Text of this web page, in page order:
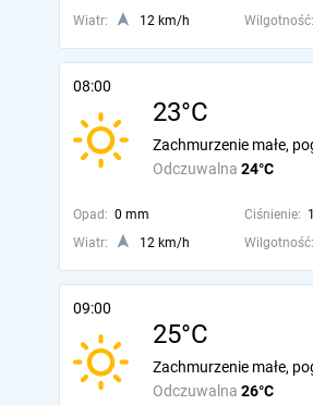
Wiatr: 12 km/h Wilgotność:
08:00
23°C
Odczuwalna 24°C
Zachmurzenie małe,
Opad: 0 mm Ciśnienie:
Wiatr:
12 km/h Wilgotność:
09:00
25°C
Odczuwalna 26°C
Zachmurzenie małe,